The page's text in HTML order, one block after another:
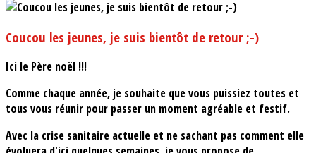
Coucou les jeunes, je suis bientôt de retour ;-)
Ici le Père noël !!!
Comme chaque année, je souhaite que vous puissiez toutes et
tous vous réunir pour passer un moment agréable et festif.
Avec la crise sanitaire actuelle et ne sachant pas comment elle